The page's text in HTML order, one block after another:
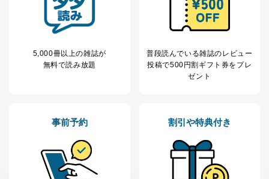
5,000冊以上の雑誌が
無料で読み放題
普段読んでいる雑誌のレビュー
投稿で500円割ギフト券をプレ
ゼント
事前予約 割引や特典付き